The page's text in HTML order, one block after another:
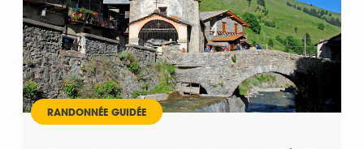
RANDONNÉE GUIDÉE